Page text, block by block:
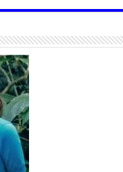
Хүүхэд хөгжүүлэх
байгуулах төсөлд төр,
хүрээнд хамтран
28 минут
“Урт цагаан”-ыг
чөлөөт цагаа
өнгөрүүлдэг, жуулчид зорьж
цэг болгоно
цаг 47 минут